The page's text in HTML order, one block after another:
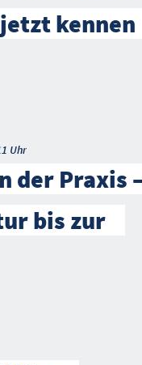
kennen
Uhr
der Praxis
bis zur